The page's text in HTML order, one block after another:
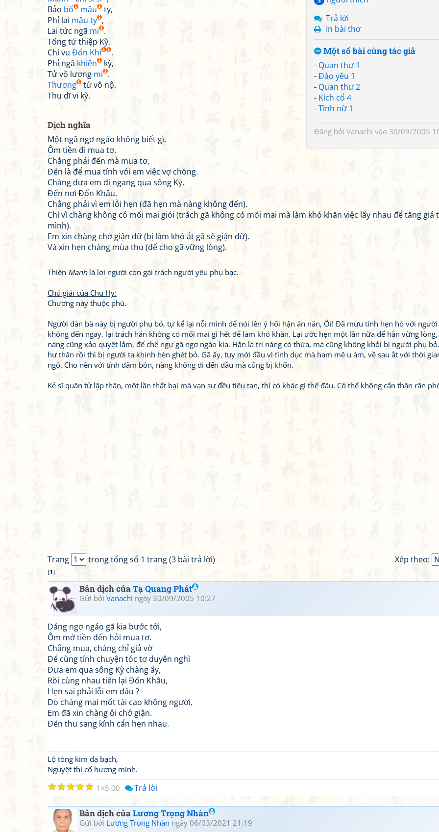
Trả lời
In bài thơ
Một số bài cùng tác giả
- Quan thư 1
-Đào yêu 1
- Quan thư 2
- Kích cổ 4
-Tĩnh nữ 1
Đăng bởi Vanachi vào 30/09/2005
Bảo bố mậu
ty,
Phỉ lai mậu ty ,
Lai tức ngã mi .
Tống tử thiệp Kỳ,
Chí vu Đốn Khi
.
Phỉ ngã khiên
kỳ,
Tử vô lương mi .
Thương
tử vô nộ.
Thu dĩ vi kỳ.
Dịch nghĩa
Một ngã ngơ ngáo không biết gì,
Ôm tiền đi mua tơ.
Chẳng phải đến mà mua tơ,
Đến là để mua tính với em việc vợ chồng.
Chàng dưa em đi ngang qua sông Kỳ,
Đến nơi Đốn Khâu.
Chẳng phải vì em lỗi hẹn (đã hẹn mà nàng không đến).
Chỉ vì chàng không có mối mai giỏi (trách gã không có mối mai mà làm khó khăn việc lấy nhau để tăng giá
mình).
Em xin chàng chớ giận dữ (bị làm khó ắt gã sẽ giận dữ).
Và xin hẹn chàng mùa thu (để cho gã vững lòng).
Thiên Manhlà lời người con gái trách người yêu phụ bạc.
Chú giải của Chu Hy:
Chương này thuộc phú.
Người đàn bà này bị người phụ bỏ, tự kể lại nỗi mình để nói lên ý hối hận ăn năn, Ôi! Đã mưu tính hẹn hò với
không đến ngay, lại trách hắn không có mối mai gì hết để làm khó khăn. Lại ước hẹn một lần nữa để hắn vững lòng,
nàng cũng xảo quyệt lắm, để chế ngự gã ngơ ngáo kia. Hẳn là trí nàng có thừa, mà cũng không khỏi bị người phụ
hư thân rồi thì bị người ta khinh hèn ghét bỏ. Gã ấy, tuy mới đầu vì tình dục mà ham mê u ám, về sau ắt với thời
ngộ. Cho nên với tính dâm bôn, nàng không đi đến đâu mà cũng bị khốn.
Kẻ sĩ quân tử lập thân, một lần thất bại mà vạn sự đều tiêu tan, thì có khác gì thế đâu. Có thể không cẩn thận răn
Xếp theo:
Trang trong tổng số 1 trang (3 bài trả lời)
[1]
Bản dịch củaTạ Quang Phát
Gửi bởi Vanachi ngày 30/09/2005 10:27
Dáng ngơ ngáo gã kia bước tới,
Ôm mớ tiền đến hỏi mua tơ.
Chẳng mua, chàng chỉ giả vờ
Để cùng tính chuyện tóc tơ duyên nghì
Đưa em qua sông Kỳ chàng ấy,
Rồi cùng nhau tiến lại Đốn Khâu,
Hẹn sai phải lỗi em đâu ?
Do chàng mai mốt tài cao không người.
Em đã xin chàng ôi chớ giận.
Đến thu sang kính cẩn hẹn nhau.
Lộ tòng kim dạ bạch,
Nguyệt thị cố hương minh.
☆
☆
☆
☆
☆ 1 5.00 Trả lời
Bản dịch củaLương Trọng Nhàn
Gửi bởi Lương Trọng Nhàn ngày 06/03/2021 21:19